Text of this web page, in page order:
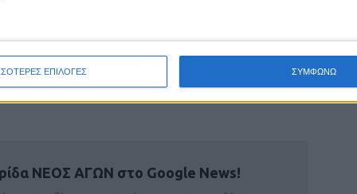
ΕΠΙΛΟΓΕΣ ΣΥΜΦΩΝΩ
είναι άλλη μία πολύτιμη κατάκτηση σε
και προήλθε όχι μόνο από την άρνηση του
γεγονός ότι ο ΑΣΚ είχε τερματίσει στην
ΝΕΟΣ ΑΓΩΝ στο Google News!